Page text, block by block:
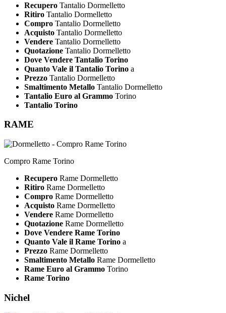
Recupero Tantalio Dormelletto
Ritiro Tantalio Dormelletto
Compro Tantalio Dormelletto
Acquisto Tantalio Dormelletto
Vendere Tantalio Dormelletto
Quotazione Tantalio Dormelletto
Dove Vendere Tantalio Torino
Quanto Vale il Tantalio Torino a
Prezzo Tantalio Dormelletto
Smaltimento Metallo Tantalio Dormelletto
Tantalio Euro al Grammo Torino
Tantalio Torino
RAME
Compro Rame Torino
Recupero Rame Dormelletto
Ritiro Rame Dormelletto
Compro Rame Dormelletto
Acquisto Rame Dormelletto
Vendere Rame Dormelletto
Quotazione Rame Dormelletto
Dove Vendere Rame Torino
Quanto Vale il Rame Torino a
Prezzo Rame Dormelletto
Smaltimento Metallo Rame Dormelletto
Rame Euro al Grammo Torino
Rame Torino
Nichel